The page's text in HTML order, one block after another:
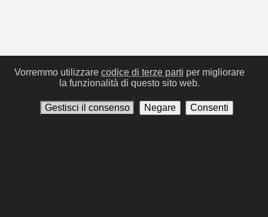
Vorremmo utilizzare codice di terze parti per migliorare
la funzionalità di questo sito web.
Gestisci il consenso Negare Consenti